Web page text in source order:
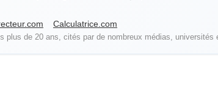
Calculatrice.com
plus de 20 ans, cités par de nombreux médias, universités